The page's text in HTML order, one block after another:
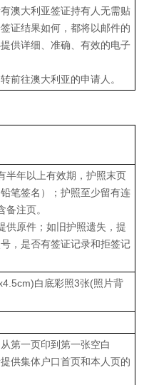
澳大利亚签证持有人无需贴
证结果如何，都将以邮件的
供详细、准确、有效的电子
前往澳大利亚的申请人。
半年以上有效期，护照末页
笔签名）；护照至少留有连
注页。
供原件；如旧护照遗失，提
，是否有签证记录和拒签记
白底彩照3张(照片背
第一页印到第一张空白
供集体户口首页和本人页的